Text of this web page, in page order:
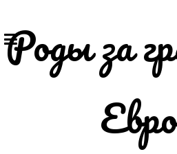
content
Роды за